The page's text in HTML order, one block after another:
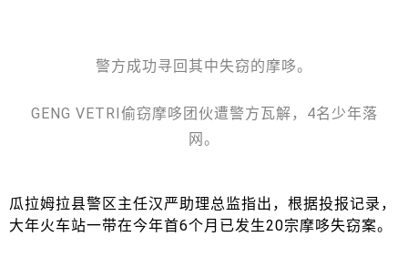
警方成功寻回其中失窃的摩哆。
GENG VETRI偷窃摩哆团伙遭警方瓦解，4名少年落
网。
瓜拉姆拉县警区主任汉严助理总监指出，根据投报记录，
大年火车站一带在今年首6个月已发生20宗摩哆失窃案。